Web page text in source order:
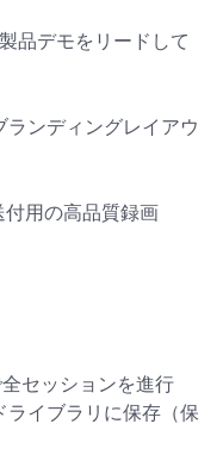
品デモをリードして
ランディングレイアウ
付用の高品質録画
セッションを進行
ライブラリに保存（保